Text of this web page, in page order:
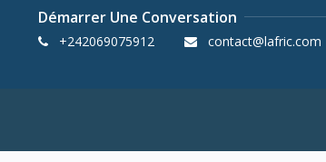
Démarrer Une Conversation
+242069075912 contact@lafric.com